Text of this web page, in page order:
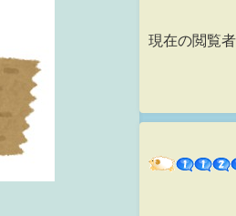
現在の閲覧